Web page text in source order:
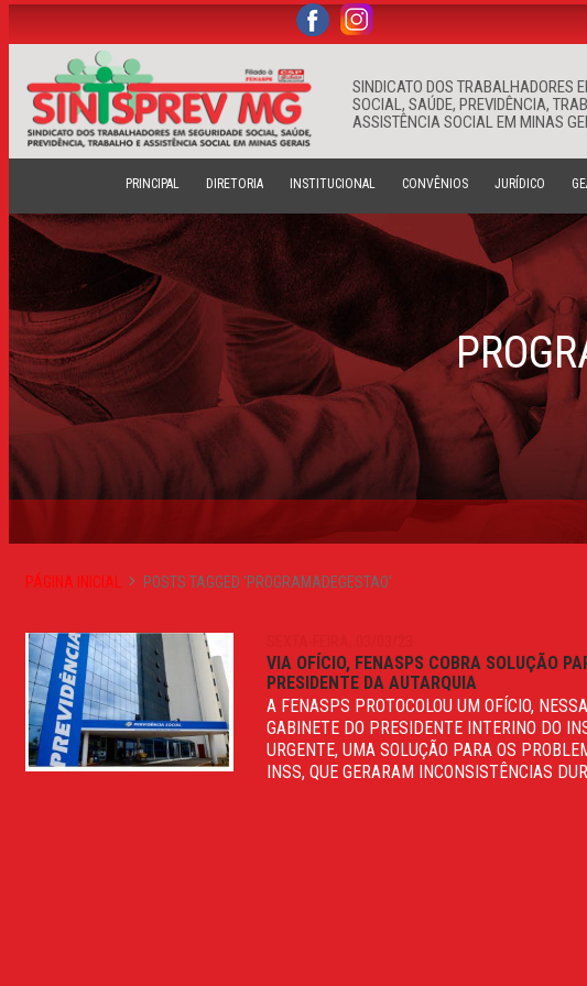
SINDICATO DOS TRABALHADORES
SOCIAL, SAÚDE, PREVIDÊNCIA,
ASSISTÊNCIA SOCIAL EM MINAS
. .
PRINCIPAL DIRETORIA INSTITUCIONAL CONVÊNIOS JURÍDICO
PÁGINA INICIAL POSTS TAGGED 'PROGRAMADEGESTAO'
VIA OFÍCIO, FENASPS COBRA SOLUÇÃO
PRESIDENTE DA AUTARQUIA
A FENASPS PROTOCOLOU UM OFÍCIO,
GABINETE DO PRESIDENTE INTERINO DO
URGENTE, UMA SOLUÇÃO PARA OS
INSS, QUE GERARAM INCONSISTÊNCIAS